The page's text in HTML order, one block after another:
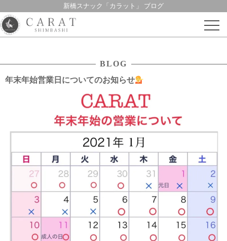
新橋スナック「カラット」 ブログ
Skip
BLOG
年末年始営業日についてのお知らせ